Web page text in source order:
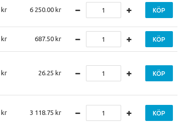
6 250.00 KÖP
687.50 KÖP
26.25 KÖP
3 118.75 KÖP